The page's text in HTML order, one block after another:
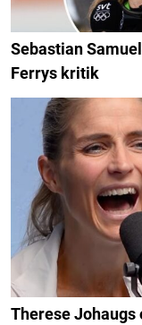
Sebastian
Ferrys kritik
Therese